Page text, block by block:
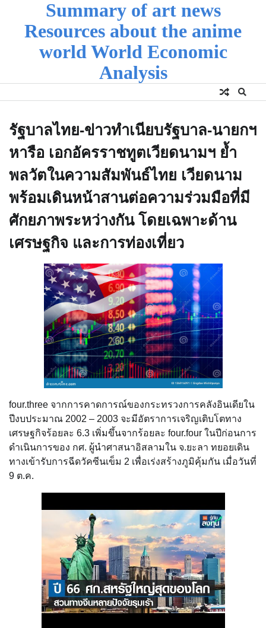
content
Summary of art news
Resources about the anime
world World Economic
Analysis
รัฐบาลไทย-ข่าวทำเนียบรัฐบาล-​นายกฯ
หารือ เอกอัครราชทูตเวียดนามฯ ย้ำ
พลวัตในความสัมพันธ์ไทย เวียดนาม
พร้อมเดินหน้าสานต่อความร่วมมือที่มี
ศักยภาพระหว่างกัน โดยเฉพาะด้าน
เศรษฐกิจ และการท่องเที่ยว
four.three จากการคาดการณ์ของกระทรวงการคลังอินเดียใน
ปีงบประมาณ 2002 – 2003 จะมีอัตราการเจริญเติบโตทาง
เศรษฐกิจร้อยละ 6.3 เพิ่มขึ้นจากร้อยละ four.four ในปีก่อนการ
ดำเนินการของ กศ. ผู้นำศาสนาอิสลามใน จ.ยะลา ทยอยเดิน
ทางเข้ารับการฉีดวัคซีนเข็ม 2 เพื่อเร่งสร้างภูมิคุ้มกัน เมื่อวันที่
9 ต.ค.